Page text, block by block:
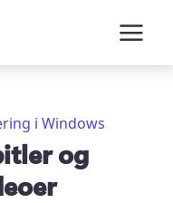
i Windows
og